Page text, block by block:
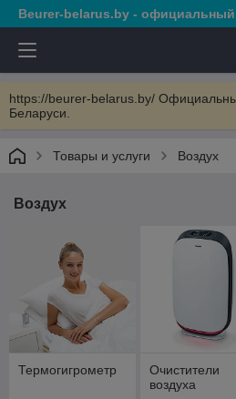
Beurer-belarus.by -
https://beurer-belarus.by/
Беларуси.
Товары и услуги Воздух
Воздух
Термогигрометр
Очистители
воздуха